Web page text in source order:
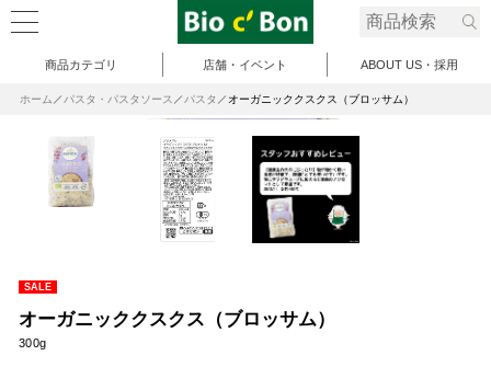
商品カテゴリ 店舗・イベント ABOUT US・採用
ホーム パスタ・パスタソース パスタ オーガニッククスクス（ブロッサム）
SALE
オーガニッククスクス（ブロッサム）
300g